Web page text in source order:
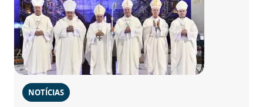
NOTÍCIAS